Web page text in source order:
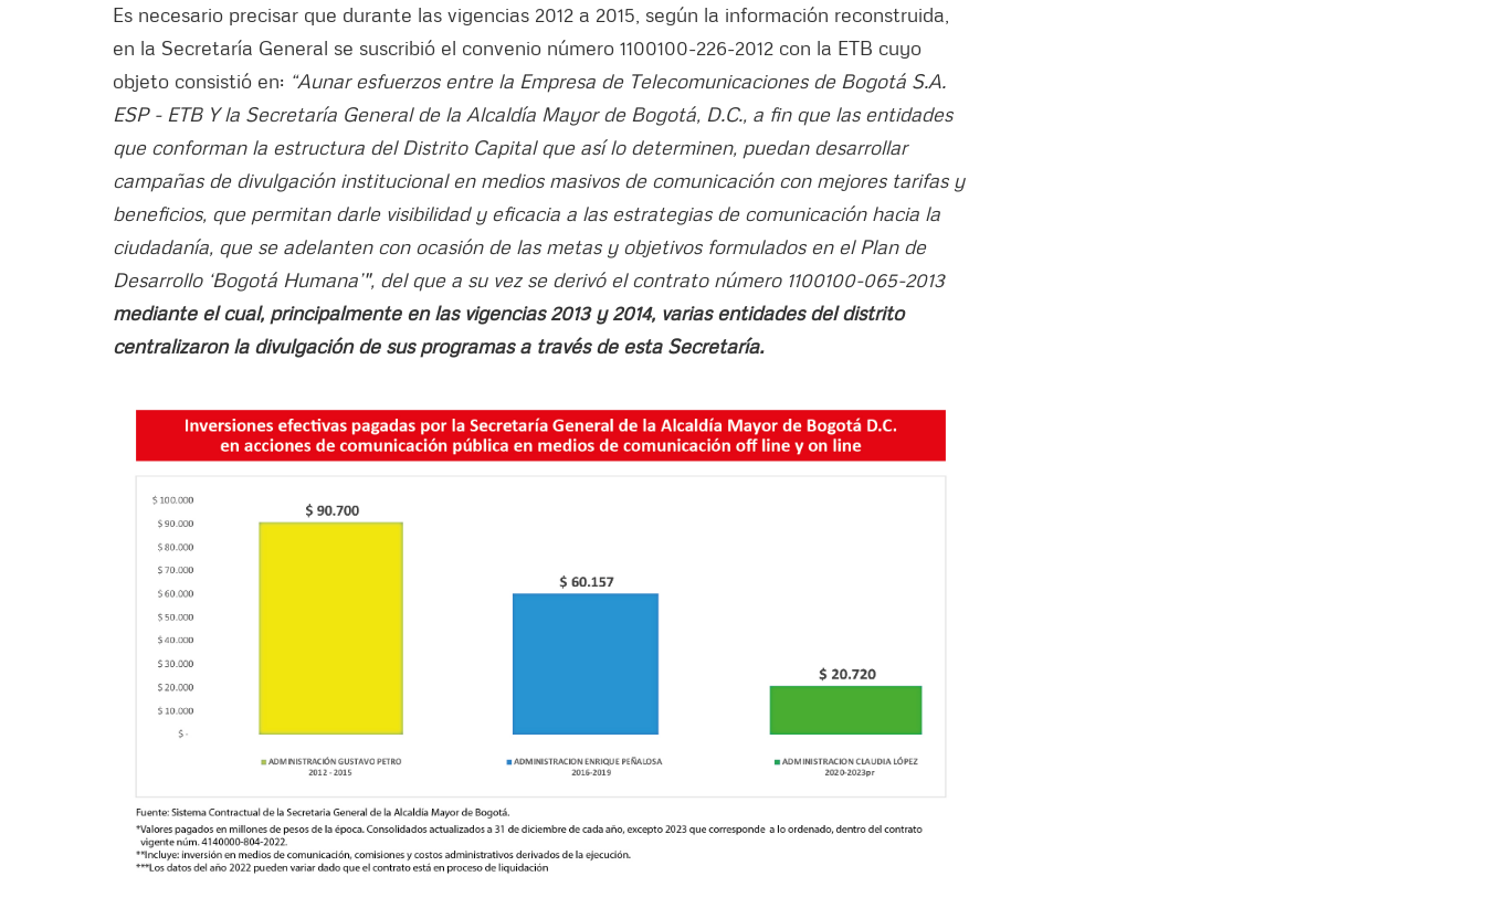
Es necesario precisar que durante las vigencias 2012 a 2015, según la información reconstruida,
en la Secretaría General se suscribió el convenio número 1100100-226-2012 con la ETB cuyo
objeto consistió en: “Aunar esfuerzos entre la Empresa de Telecomunicaciones de Bogotá S.A.
ESP - ETB Y la Secretaría General de la Alcaldía Mayor de Bogotá, D.C., a fin que las entidades
que conforman la estructura del Distrito Capital que así lo determinen, puedan desarrollar
campañas de divulgación institucional en medios masivos de comunicación con mejores tarifas y
beneficios, que permitan darle visibilidad y eficacia a las estrategias de comunicación hacia la
ciudadanía, que se adelanten con ocasión de las metas y objetivos formulados en el Plan de
Desarrollo ‘Bogotá Humana’", del que a su vez se derivó el contrato número 1100100-065-2013
mediante el cual, principalmente en las vigencias 2013 y 2014, varias entidades del distrito
centralizaron la divulgación de sus programas a través de esta Secretaría.